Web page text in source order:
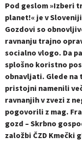
Pod geslom »Izberi
planet!« je v
Gozdovi so
ravnanju trajno
socialno vlogo. Da
splošno koristno
obnavljati. Glede na
pristojni namenili
ravnanjih v zvezi z
pogovorili z mag.
gozd – Skrbno
založbi ČZD Kmečki